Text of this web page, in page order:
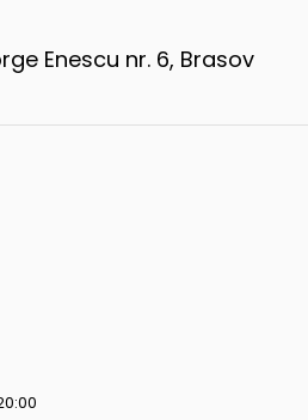
Enescu nr. 6, Brasov